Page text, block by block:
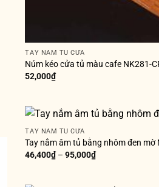
TAY NẮM TỦ CỬA
Núm kéo cửa tủ màu cafe NK281-
52,000₫
TAY NẮM TỦ CỬA
Tay nắm âm tủ bằng nhôm đen mờ
46,400₫–95,000₫